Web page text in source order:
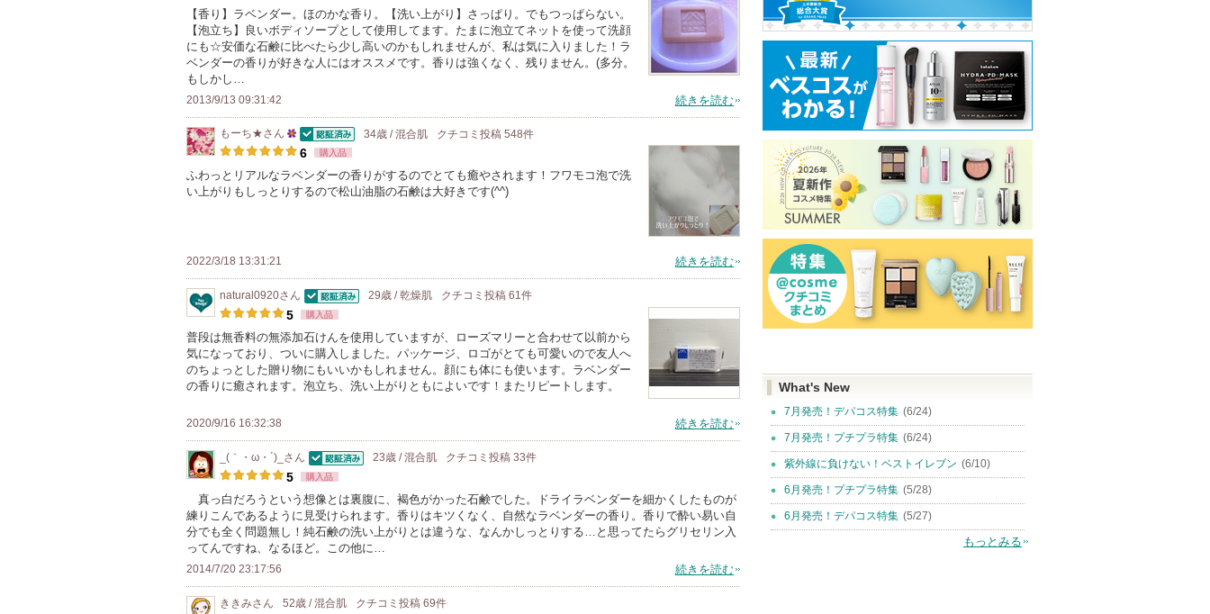
【香り】ラベンダー。ほのかな香り。【洗い上がり】さっぱり。でもつっぱらない。
【泡立ち】良いボディソープとして使用してます。たまに泡立てネットを使って洗顔
にも☆安価な石鹸に比べたら少し高いのかもしれませんが、私は気に入りました！ラ
ベンダーの香りが好きな人にはオススメです。香りは強くなく、残りません。(多分。
もしかし…
2013/9/13 09:31:42 続きを読む
もーち★さん
25
人
以
ン
バ
ー
に
お
気
り
登
録
さ
れ
ま
認証済
34歳 / 混合肌 クチコミ投稿 548件
6 購入品
ふわっとリアルなラベンダーの香りがするのでとても癒やされます！フワモコ泡で洗
い上がりもしっとりするので松山油脂の石鹸は大好きです(^^)
2022/3/18 13:31:21 続きを読む
natural0920さん
認証済
29歳 / 乾燥肌 クチコミ投稿 61件
5 購入品
普段は無香料の無添加石けんを使用していますが、ローズマリーと合わせて以前から
気になっており、ついに購入しました。パッケージ、ロゴがとても可愛いので友人へ
のちょっとした贈り物にもいいかもしれません。顔にも体にも使います。ラベンダー
の香りに癒されます。泡立ち、洗い上がりともによいです！またリピートします。
2020/9/16 16:32:38 続きを読む
_(｀・ω・´)_ さん
認証済
23歳 / 混合肌 クチコミ投稿 33件
5 購入品
真っ白だろうという想像とは裏腹に、褐色がかった石鹸でした。ドライラベンダーを細かくしたものが
練りこんであるように見受けられます。香りはキツくなく、自然なラベンダーの香り。香りで酔い易い自
分でも全く問題無し！純石鹸の洗い上がりとは違うな、なんかしっとりする…と思ってたらグリセリン入
ってんですね、なるほど。この他に…
2014/7/20 23:17:56 続きを読む
ききみさん 52歳 / 混合肌 クチコミ投稿 69件
What's New
7月発売！デパコス特集 (6/24)
7月発売！プチプラ特集 (6/24)
紫外線に負けない！ベストイレブン (6/10)
6月発売！プチプラ特集 (5/28)
6月発売！デパコス特集 (5/27)
もっとみる